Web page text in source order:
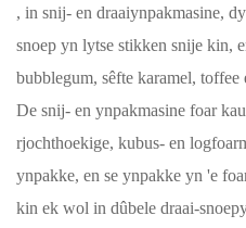
, in snij- en draaiynpakmasine,
snoep yn lytse stikken snije kin,
bubblegum, sêfte karamel,
De snij- en ynpakmasine foar
rjochthoekige, kubus- en
ynpakke, en se ynpakke yn 'e
kin ek wol in dûbele draai-